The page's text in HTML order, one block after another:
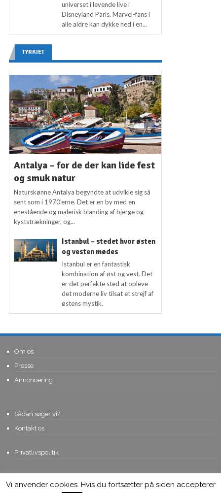
universet i levende live i
Disneyland Paris. Marvel-fans i
alle aldre kan dykke ned i en...
TYRKIET
Antalya – for de der kan lide fest
og smuk natur
Naturskønne Antalya begyndte at udvikle sig så
sent som i 1970’erne. Det er en by med en
enestående og malerisk blanding af bjerge og
kyststrækninger, og...
Istanbul – stedet hvor østen
og vesten mødes
Istanbul er en fantastisk
kombination af øst og vest. Det
er det perfekte sted at opleve
det moderne liv tilsat et strejf af
østens mystik.
Om os
Presse
Annoncering
Sådan søger vi?
Kontakt os
Privatlivspolitik
© Copyright 2015, Viviro.com ApS- Alle rettigheder forbeholdes. Vi
Vi anvender cookies. Hvis du fortsætter på siden accepterer